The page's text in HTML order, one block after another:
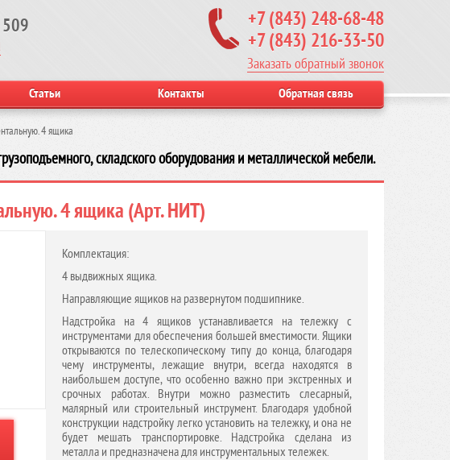
509
+7 (843) 248-68-48
+7 (843) 216-33-50
Заказать обратный звонок
Статьи Контакты Обратная связь
4 ящика
складского оборудования и металлической мебели.
4 ящика (Арт. НИТ)
Комплектация:
4 выдвижных ящика.
Направляющие ящиков на развернутом подшипнике.
Надстройка на 4 ящиков устанавливается на тележку с
инструментами для обеспечения большей вместимости. Ящики
открываются по телескопическому типу до конца, благодаря
чему инструменты, лежащие внутри, всегда находятся в
наибольшем доступе, что особенно важно при экстренных и
срочных работах. Внутри можно разместить слесарный,
малярный или строительный инструмент. Благодаря удобной
конструкции надстройку легко установить на тележку, и она не
будет мешать транспортировке. Надстройка сделана из
металла и предназначена для инструментальных тележек.